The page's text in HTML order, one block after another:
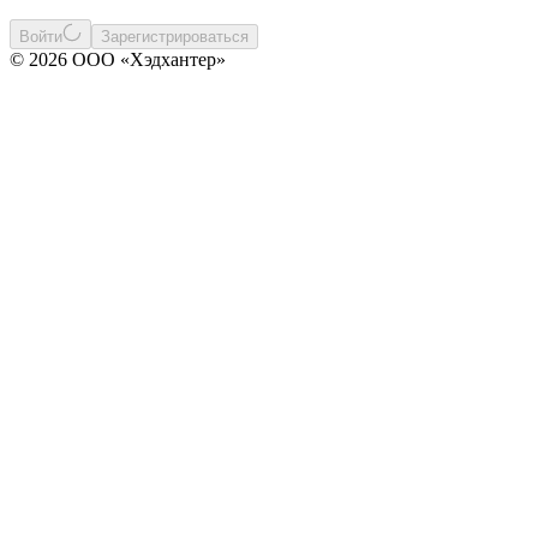
Войти Зарегистрироваться
© 2026 ООО «Хэдхантер»